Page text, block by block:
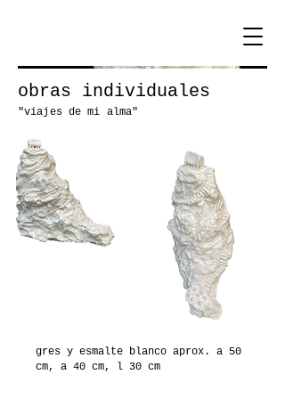
obras individuales
"viajes de mi alma"
gres y esmalte blanco aprox. a 50
cm, a 40 cm, l 30 cm